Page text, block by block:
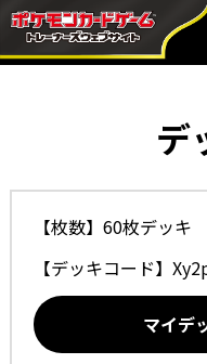
デ
【枚数】60枚デッキ
【デッキコード】
マイデ